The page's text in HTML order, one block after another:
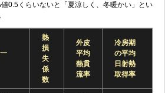
0.5くらいないと「夏涼しく、冬暖かい」とい
熱
損
失
係
数
外皮
平均
熱貫
流率
冷房期
の平均
日射熱
取得率